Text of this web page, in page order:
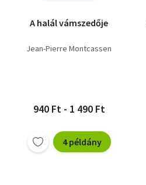
A halál vámszedője
Jean-Pierre Montcassen
940 Ft - 1 490 Ft
4 példány